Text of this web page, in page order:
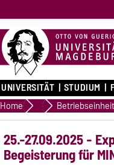
UNIVERSITÄT STUDIUM
Home Organisation
25.-27.09.2025 -
Begeisterung für